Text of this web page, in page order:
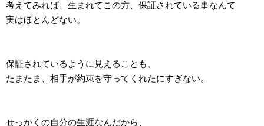
考えてみれば、生まれてこの方、保証されている事なんて
実はほとんどない。
保証されているように見えることも、
たまたま、相手が約束を守ってくれたにすぎない。
せっかくの自分の生涯なんだから、